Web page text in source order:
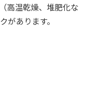
高温乾燥、堆肥化な
があります。